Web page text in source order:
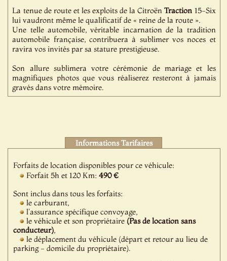
La tenue de route et les exploits de la CitroënTraction 15-Six
lui vaudront même le qualificatif de « reine de la route ».
Une telle automobile, véritable incarnation de la tradition
automobile française, contribuera à sublimer vos noces et
ravira vos invités par sa stature prestigieuse.
Son allure sublimera votre cérémonie de mariage et les
magnifiques photos que vous réaliserez resteront à jamais
gravés dans votre mémoire.
Informations Tarifaires
Forfaits de location disponibles pour ce véhicule:
Forfait 5h et 120 Km:490 €
Sont inclus dans tous les forfaits:
le carburant,
l'assurance spécifique convoyage,
le véhicule et son propriétaire (Pas de location sans
conducteur),
le déplacement du véhicule (départ et retour au lieu de
parking - domicile du propriétaire).